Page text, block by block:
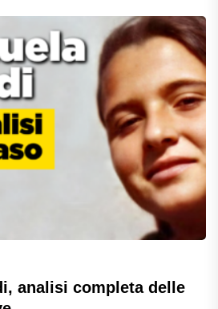
analisi completa delle